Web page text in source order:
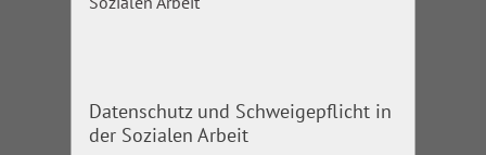
Datenschutz und Schweigepflicht in
der Sozialen Arbeit